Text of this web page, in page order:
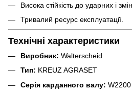
Висока стійкість до ударних і
Тривалий ресурс експлуатації.
Технічні характеристики
Виробник: Walterscheid
Тип: KREUZ AGRASET
Серія карданного валу: W2200